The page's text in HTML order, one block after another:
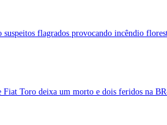
suspeitos flagrados provocando incêndio
Fiat Toro deixa um morto e dois feridos na